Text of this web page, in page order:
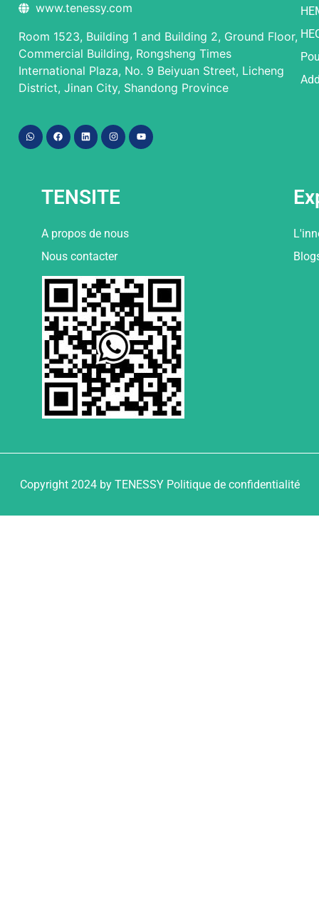
www.tenessy.com
Room 1523, Building 1 and Building 2, Ground Floor,
Commercial Building, Rongsheng Times
International Plaza, No. 9 Beiyuan Street, Licheng
District, Jinan City, Shandong Province
TENSITE
A propos de nous
Nous contacter
Copyright 2024 by TENESSY Politique de confidentialité